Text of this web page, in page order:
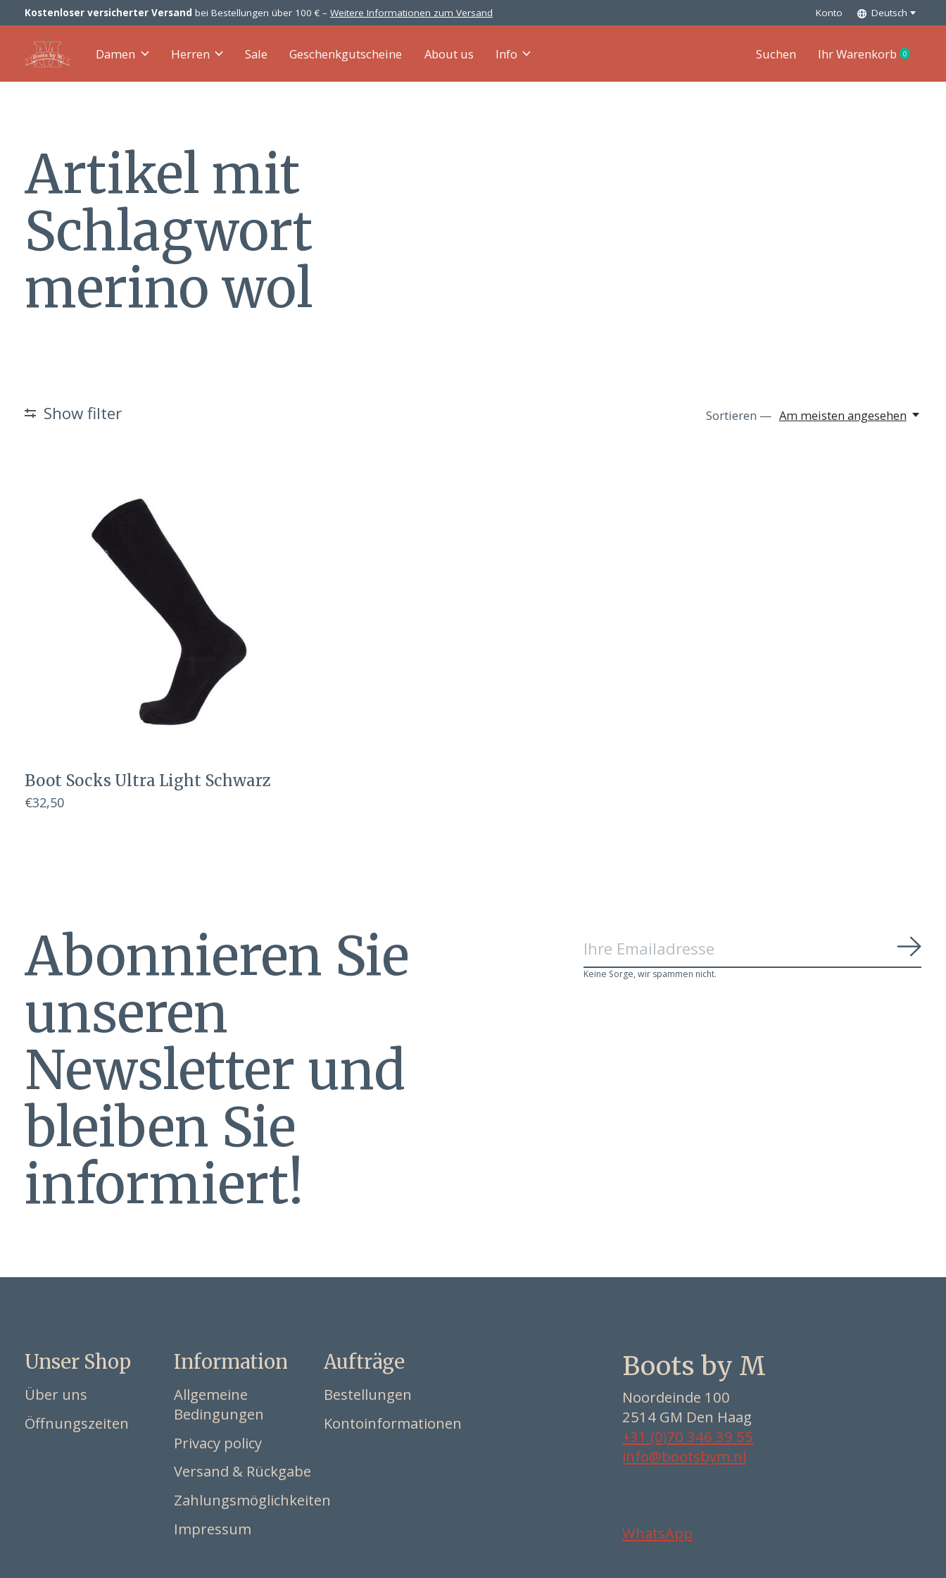
Kostenloser versicherter Versand bei Bestellungen über 100 € – Weitere Informationen zum Versand Konto Deutsch
Damen Herren Sale Geschenkgutscheine About us Info Suchen Ihr Warenkorb 0items
Artikel mit
Schlagwort
merino wol
Show filter Sortieren — Am meisten angesehen
Boot Socks Ultra Light Schwarz
€32,50
Abonnieren Sie
unseren
Newsletter und
bleiben Sie
informiert!
Keine Sorge, wir spammen nicht.
Unser Shop
Über uns
Öffnungszeiten
Information
Allgemeine
Bedingungen
Privacy policy
Versand & Rückgabe
Zahlungsmöglichkeiten
Impressum
Aufträge
Bestellungen
Kontoinformationen
Boots by M
Noordeinde 100
2514 GM Den Haag
+31 (0)70 346 39 55
info@bootsbym.nl
WhatsApp